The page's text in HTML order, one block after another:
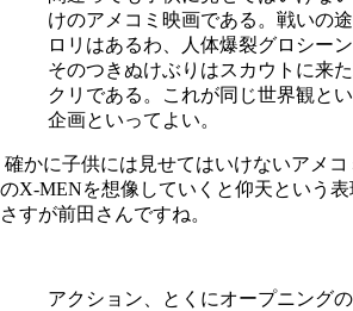
けのアメコミ映画である。戦いの
ロリはあるわ、人体爆裂グロシー
そのつきぬけぶりはスカウトに来
クリである。これが同じ世界観と
企画といってよい。
確かに子供には見せてはいけないアメ
のX-MENを想像していくと仰天という表
さすが前田さんですね。
アクション、とくにオープニング